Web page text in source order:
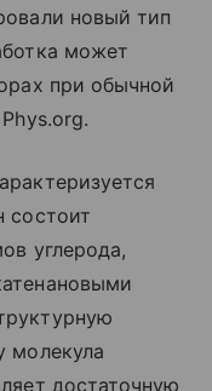
новый тип
может
при обычной
Phys.org.
состоит
углерода,
молекула
достаточную